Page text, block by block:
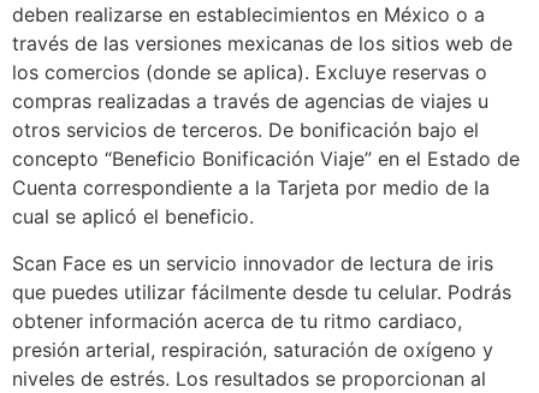
deben realizarse en establecimientos en México o a
través de las versiones mexicanas de los sitios web de
los comercios (donde se aplica). Excluye reservas o
compras realizadas a través de agencias de viajes u
otros servicios de terceros. De bonificación bajo el
concepto “Beneficio Bonificación Viaje” en el Estado de
Cuenta correspondiente a la Tarjeta por medio de la
cual se aplicó el beneficio.
Scan Face es un servicio innovador de lectura de iris
que puedes utilizar fácilmente desde tu celular. Podrás
obtener información acerca de tu ritmo cardiaco,
presión arterial, respiración, saturación de oxígeno y
niveles de estrés. Los resultados se proporcionan al